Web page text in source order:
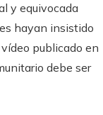
y equivocada
hayan insistido
publicado en
debe ser